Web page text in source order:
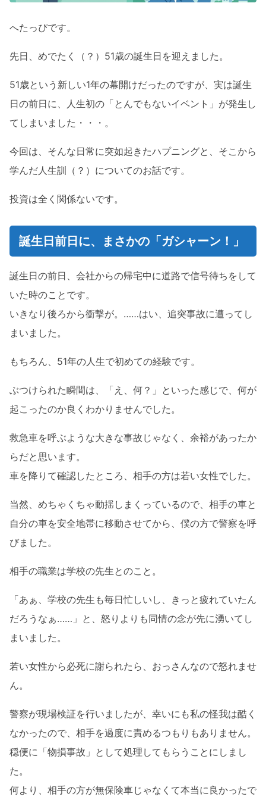
へたっぴです。
先日、めでたく（？）51歳の誕生日を迎えました。
51歳という新しい1年の幕開けだったのですが、実は誕生
日の前日に、人生初の「とんでもないイベント」が発生し
てしまいました・・・。
今回は、そんな日常に突如起きたハプニングと、そこから
学んだ人生訓（？）についてのお話です。
投資は全く関係ないです。
誕生日前日に、まさかの「ガシャーン！」
誕生日の前日、会社からの帰宅中に道路で信号待ちをして
いた時のことです。
いきなり後ろから衝撃が。……はい、追突事故に遭ってし
まいました。
もちろん、51年の人生で初めての経験です。
ぶつけられた瞬間は、「え、何？」といった感じで、何が
起こったのか良くわかりませんでした。
救急車を呼ぶような大きな事故じゃなく、余裕があったか
らだと思います。
車を降りて確認したところ、相手の方は若い女性でした。
当然、めちゃくちゃ動揺しまくっているので、相手の車と
自分の車を安全地帯に移動させてから、僕の方で警察を呼
びました。
相手の職業は学校の先生とのこと。
「あぁ、学校の先生も毎日忙しいし、きっと疲れていたん
だろうなぁ……」と、怒りよりも同情の念が先に湧いてし
まいました。
若い女性から必死に謝られたら、おっさんなので怒れませ
ん。
警察が現場検証を行いましたが、幸いにも私の怪我は酷く
なかったので、相手を過度に責めるつもりもありません。
穏便に「物損事故」として処理してもらうことにしまし
た。
何より、相手の方が無保険車じゃなくて本当に良かったで